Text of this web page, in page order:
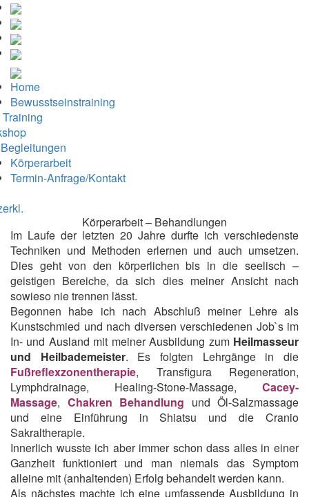
Home
Bewusstseinstraining
Körperarbeit
Termin-Anfrage/Kontakt
Körperarbeit – Behandlungen
Im Laufe der letzten 20 Jahre durfte ich verschiedenste
Techniken und Methoden erlernen und auch umsetzen.
Dies geht von den körperlichen bis in die seelisch –
geistigen Bereiche, da sich dies meiner Ansicht nach
sowieso nie trennen lässt.
Begonnen habe ich nach Abschluß meiner Lehre als
Kunstschmied und nach diversen verschiedenen Job`s im
In- und Ausland mit meiner Ausbildung zum Heilmasseur
und Heilbademeister. Es folgten Lehrgänge in die
Fußreflexzonentherapie, Transfigura Regeneration,
Lymphdrainage, Healing-Stone-Massage, Cacey-
Massage, Chakren Behandlung und Öl-Salzmassage
und eine Einführung in Shiatsu und die Cranio
Sakraltherapie.
Innerlich wusste ich aber immer schon dass alles in einer
Ganzheit funktioniert und man niemals das Symptom
alleine mit (anhaltenden) Erfolg behandelt werden kann.
Als nächstes machte ich eine umfassende Ausbildung in